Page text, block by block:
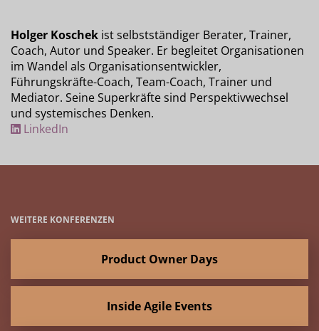
Holger Koschek ist selbstständiger Berater, Trainer,
Coach, Autor und Speaker. Er begleitet Organisationen
im Wandel als Organisationsentwickler,
Führungskräfte-Coach, Team-Coach, Trainer und
Mediator. Seine Superkräfte sind Perspektivwechsel
und systemisches Denken.
LinkedIn
WEITERE KONFERENZEN
Product Owner Days
Inside Agile Events